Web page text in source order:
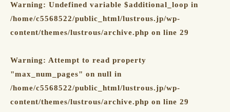
Warning: Undefined variable $additional_loop in
/home/c5568522/public_html/lustrous.jp/wp-
content/themes/lustrous/archive.php on line 29
Warning: Attempt to read property
"max_num_pages" on null in
/home/c5568522/public_html/lustrous.jp/wp-
content/themes/lustrous/archive.php on line 29